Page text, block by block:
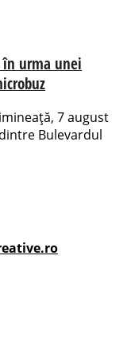
în urma unei
7 august
Bulevardul